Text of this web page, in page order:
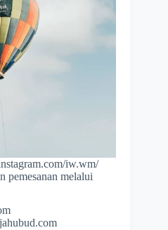
iw.wm/
pemesanan melalui